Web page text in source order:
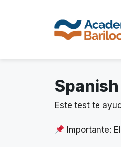
Este test te
Importante: